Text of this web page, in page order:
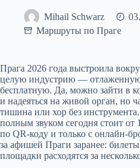
Mihail Schwarz
Маршруты по Праге
Прага 2026 года выстроила
целую индустрию —
бесплатную. Да, можно зайти в
и надеяться на живой орган, но
тишина или хор без
полным звуком сегодня стоит
по QR-коду и только с онлайн-
за афишей Праги заранее:
площадки расходятся за